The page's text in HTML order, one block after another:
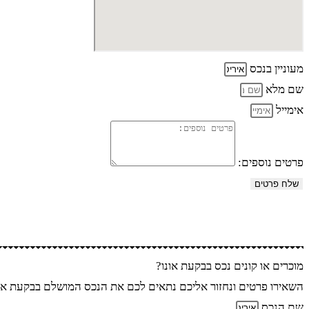
מעוניין בנכס
שם מלא
אימייל
פרטים נוספים:
שלח פרטים
מוכרים או קונים נכס בבקעת אונו?
השאירו פרטים ונחזור אליכם נתאים לכם את הנכס המושלם בבקעת